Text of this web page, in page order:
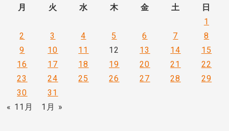
月
火 水 木 金 土
日
1
2
3 4 5 6 7
8
9
10 11 12 13 14
15
16
17 18 19 20 21
22
23
24 25 26 27 28
29
30
31
« 11月
1月 »